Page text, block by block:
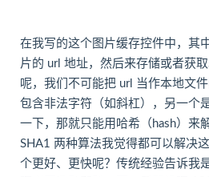
在我写的这个图片缓存控件中，其
片的 url 地址，然后来存储或者获
呢，我们不可能把 url 当作本地文
包含非法字符（如斜杠），另一个
一下，那就只能用哈希（hash）来
SHA1 两种算法我觉得都可以解决
个更好、更快呢？传统经验告诉我